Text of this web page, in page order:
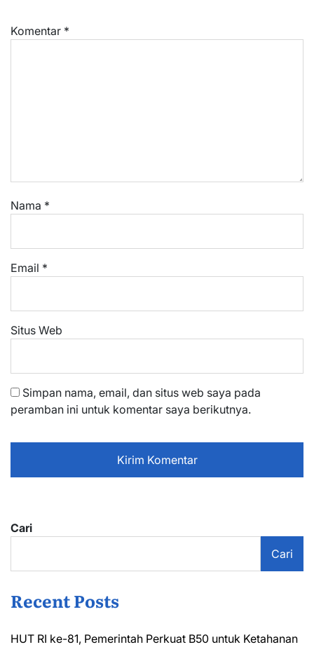
Komentar *
Nama *
Email *
Situs Web
Simpan nama, email, dan situs web saya pada
peramban ini untuk komentar saya berikutnya.
Cari
Cari
Recent Posts
HUT RI ke-81, Pemerintah Perkuat B50 untuk Ketahanan